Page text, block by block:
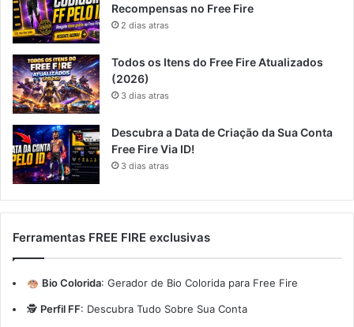
Recompensas no Free Fire
2 dias atras
Todos os Itens do Free Fire Atualizados
(2026)
3 dias atras
Descubra a Data de Criação da Sua Conta
Free Fire Via ID!
3 dias atras
Ferramentas FREE FIRE exclusivas
Bio Colorida: Gerador de Bio Colorida para Free Fire
🕵️ Perfil FF: Descubra Tudo Sobre Sua Conta